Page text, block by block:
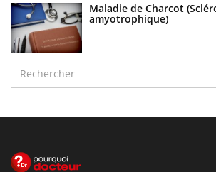
Maladie de Charcot
amyotrophique)